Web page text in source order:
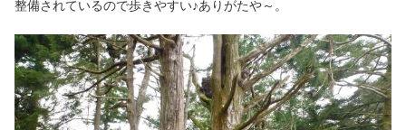
整備されているので歩きやすい♪ありがたや～。